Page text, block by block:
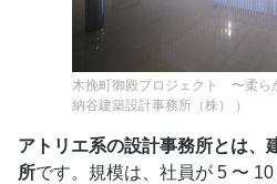
木挽町御殿プロジェクト 〜柔ら
納谷建築設計事務所（株）
）
アトリエ系の設計事務所とは、
所です。規模は、社員が 5 〜